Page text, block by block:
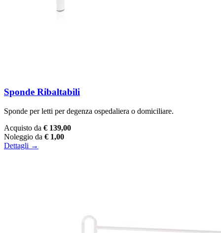
Sponde Ribaltabili
Sponde per letti per degenza ospedaliera o domiciliare.
Acquisto da € 139,00
Noleggio da € 1,00
Dettagli →